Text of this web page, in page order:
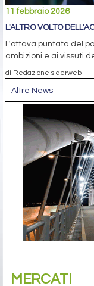
11 febbraio 2026
L'ALTRO VOLTO
L'ottava puntata del
ambizioni e ai vissuti
di Redazione siderweb
Altre News
MERCATI